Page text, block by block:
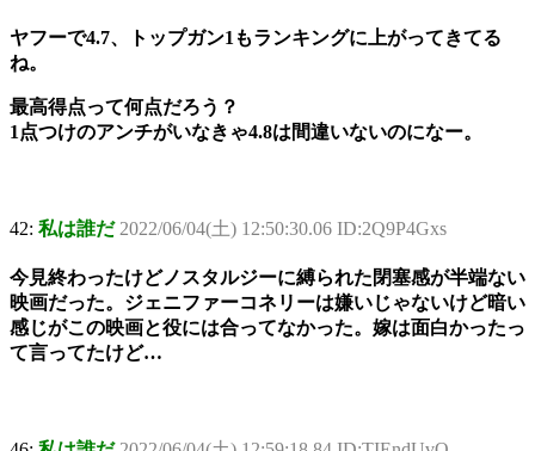
ヤフーで4.7、トップガン1もランキングに上がってきてる
ね。
最高得点って何点だろう？
1点つけのアンチがいなきゃ4.8は間違いないのになー。
42: 私は誰だ 2022/06/04(土) 12:50:30.06 ID:2Q9P4Gxs
今見終わったけどノスタルジーに縛られた閉塞感が半端ない
映画だった。ジェニファーコネリーは嫌いじゃないけど暗い
感じがこの映画と役には合ってなかった。嫁は面白かったっ
て言ってたけど…